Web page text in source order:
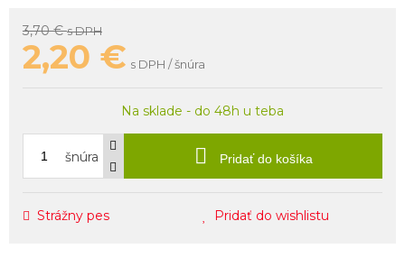
3,70 €s DPH
2,20 € s DPH / šnúra
Na sklade - do 48h u teba
šnúra Pridať do košíka
Strážny pes Pridať do wishlistu